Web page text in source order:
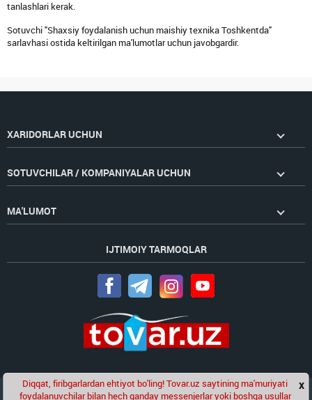
tanlashlari kerak.
Sotuvchi "Shaxsiy foydalanish uchun maishiy texnika Toshkentda"
sarlavhasi ostida keltirilgan ma'lumotlar uchun javobgardir.
XARIDORLAR UCHUN
SOTUVCHILAR / KOMPANIYALAR UCHUN
MA'LUMOT
IJTIMOIY TARMOQLAR
Chat x
Diqqat, firibgarlardan ehtiyot bo'ling! Tovar.uz saytining ma'muriyati
foydalanuvchilar bilan hech qanday messenjerlar yoki boshqa usullar